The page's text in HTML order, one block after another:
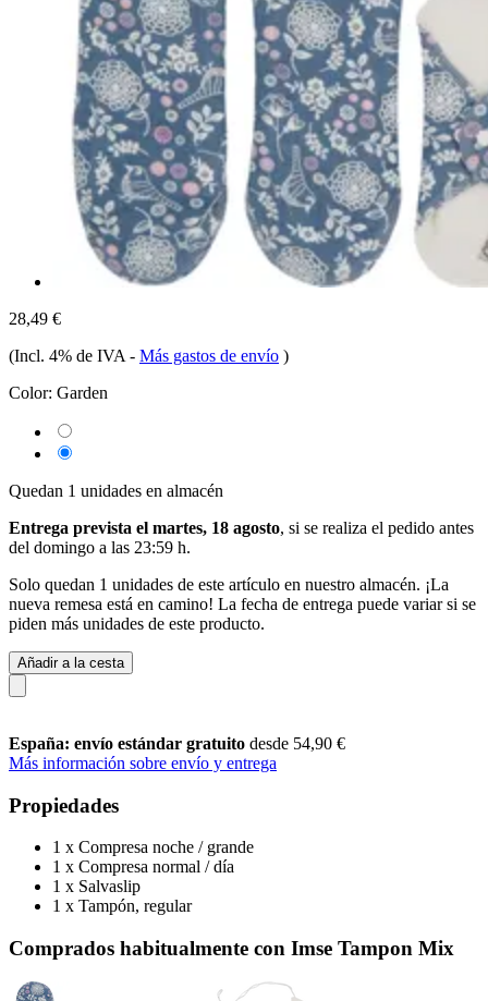
28,49 €
(Incl. 4% de IVA - Más gastos de envío )
Color: Garden
Quedan 1 unidades en almacén
Entrega prevista el martes, 18 agosto, si se realiza el pedido antes
del domingo a las 23:59 h.
Solo quedan 1 unidades de este artículo en nuestro almacén. ¡La
nueva remesa está en camino! La fecha de entrega puede variar si se
piden más unidades de este producto.
Añadir a la cesta
España: envío estándar gratuito desde 54,90 €
Más información sobre envío y entrega
Propiedades
1 x Compresa noche / grande
1 x Compresa normal / día
1 x Salvaslip
1 x Tampón, regular
Comprados habitualmente con Imse Tampon Mix